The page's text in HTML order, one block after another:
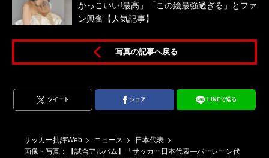
かっこいい!最高」「この絵最強過ぎる」とファ
ン興奮【人気記事】
写真の記事へ戻る
ツイート シェア LINEで送る
サッカー批評Web ニュース
日本代表
画像・写真：【試合アルバム】「サッカー日本代表―バーレーン代